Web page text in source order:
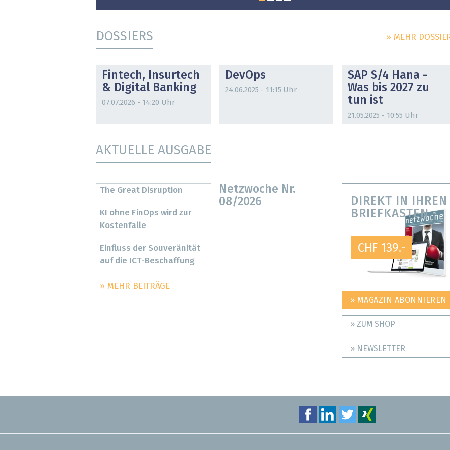
DOSSIERS » MEHR
Fintech, Insurtech
& Digital Banking
07.07.2026 - 14:20 Uhr
DevOps
24.06.2025 - 11:15 Uhr
SAP S/4 Hana -
Was bis 2027 zu
tun ist
21.05.2025 - 10:55 Uhr
AKTUELLE AUSGABE
Netzwoche Nr.
08/2026
The Great Disruption
KI ohne FinOps wird zur
Kostenfalle
Einfluss der Souveränität
auf die ICT-Beschaffung
» MEHR BEITRÄGE
DIREKT IN IHREN
BRIEFKASTEN
CHF 139.-
» MAGAZIN ABONNIEREN
» ZUM SHOP
» NEWSLETTER